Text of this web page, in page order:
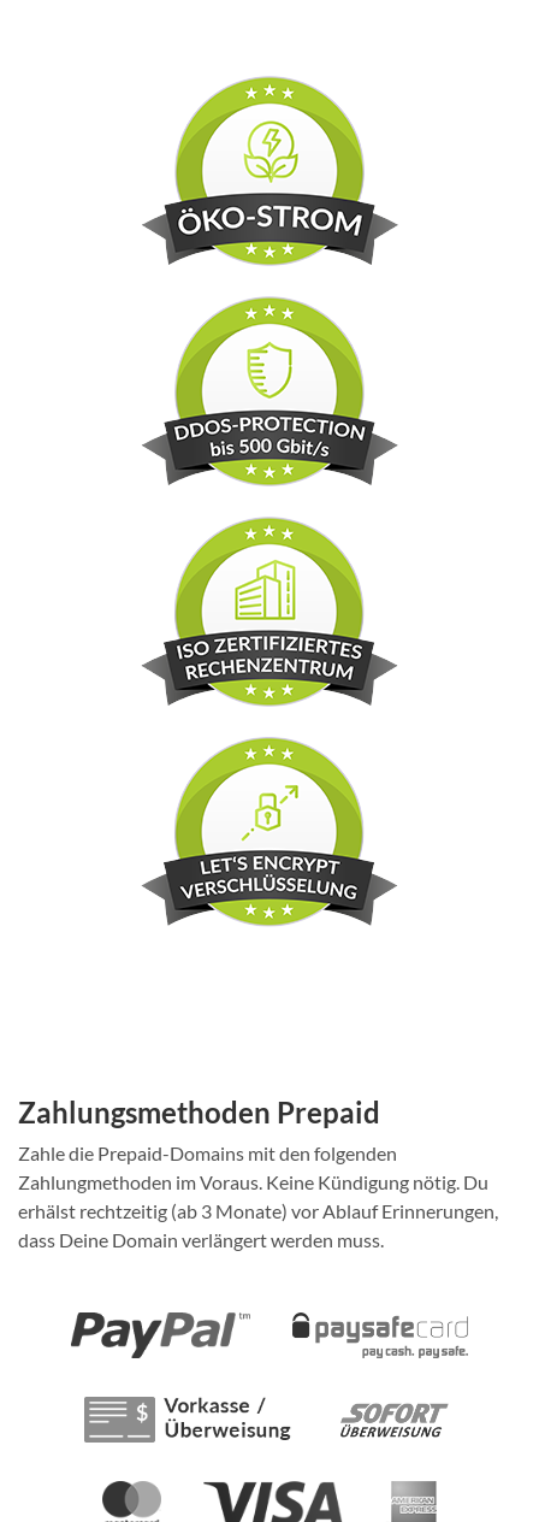
Zahlungsmethoden Prepaid
Zahle die Prepaid-Domains mit den folgenden
Zahlungmethoden im Voraus. Keine Kündigung nötig. Du
erhälst rechtzeitig (ab 3 Monate) vor Ablauf Erinnerungen,
dass Deine Domain verlängert werden muss.